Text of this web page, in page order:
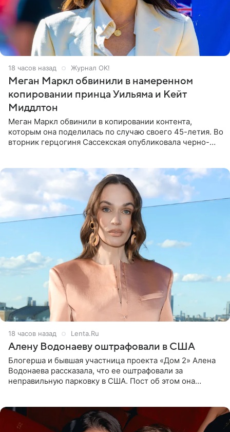
18 часов назад Журнал OK!
Меган Маркл обвинили в намеренном
копировании принца Уильяма и Кейт
Миддлтон
Меган Маркл обвинили в копировании контента,
которым она поделилась по случаю своего 45-летия. Во
вторник герцогиня Сассекская опубликовала черно-
18 часов назад Lenta.Ru
Алену Водонаеву оштрафовали в США
Блогерша и бывшая участница проекта «Дом 2» Алена
Водонаева рассказала, что ее оштрафовали за
неправильную парковку в США. Пост об этом она